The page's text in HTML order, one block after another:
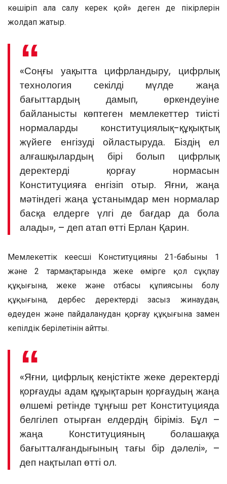
көшіріп ала салу керек қой» деген де пікірлерін
жолдап жатыр.
«Соңғы уақытта цифрландыру, цифрлық
технология секілді мүлде жаңа
бағыттардың дамып, өркендеуіне
байланысты көптеген мемлекеттер тиісті
нормаларды конституциялық-құқықтық
жүйеге енгізуді ойластыруда. Біздің ел
алғашқылардың бірі болып цифрлық
деректерді қорғау нормасын
Конституцияға енгізіп отыр. Яғни, жаңа
мәтіндегі жаңа ұстанымдар мен нормалар
басқа елдерге үлгі де бағдар да бола
алады», – деп атап өтті Ерлан Қарин.
Мемлекеттік кеңесші Конституцияның 21-бабының 1
және 2 тармақтарында жеке өмірге қол сұқпау
құқығына, жеке және отбасы құпиясының болу
құқығына, дербес деректерді заңсыз жинаудан,
өңдеуден және пайдаланудан қорғау құқығына заңмен
кепілдік берілетінін айтты.
«Яғни, цифрлық кеңістікте жеке деректерді
қорғауды адам құқықтарын қорғаудың жаңа
өлшемі ретінде тұңғыш рет Конституцияда
белгілеп отырған елдердің біріміз. Бұл –
жаңа Конституцияның болашаққа
бағытталғандығының тағы бір дәлелі», –
деп нақтылап өтті ол.